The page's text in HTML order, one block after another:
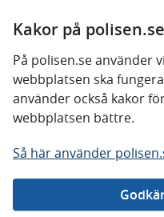
Kakor på polisen.se
På polisen.se använder
webbplatsen ska
använder också kakor
webbplatsen bättre.
Så här använder